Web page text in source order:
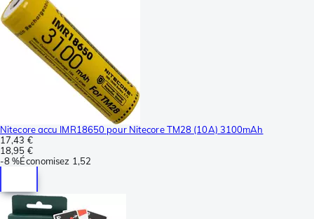
Nitecore accu IMR18650 pour Nitecore TM28 (10A) 3100mAh
17,43 €
18,95 €
-8 %Économisez 1,52